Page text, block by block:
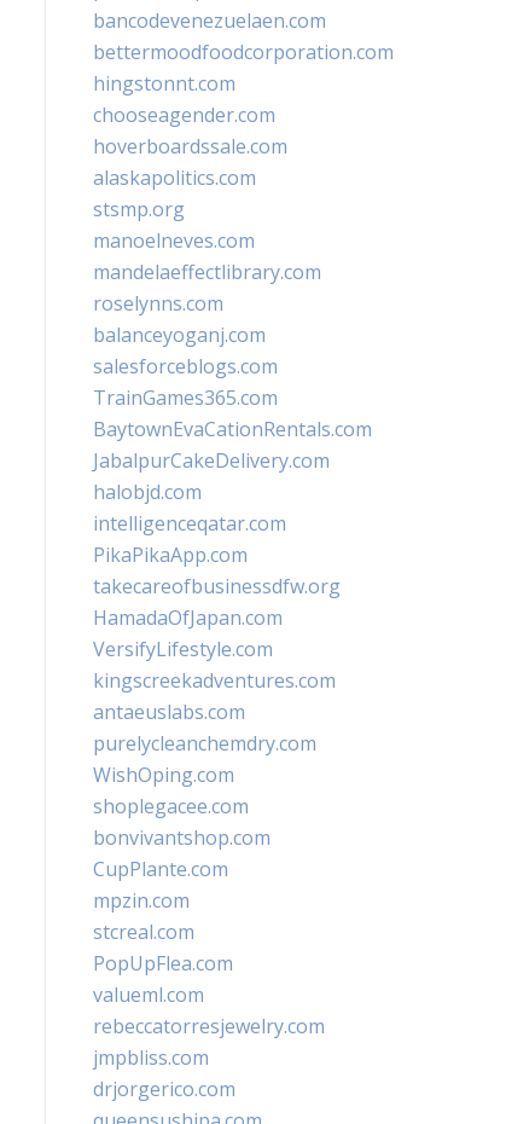
bancodevenezuelaen.com
bettermoodfoodcorporation.com
hingstonnt.com
chooseagender.com
hoverboardssale.com
alaskapolitics.com
stsmp.org
manoelneves.com
mandelaeffectlibrary.com
roselynns.com
balanceyoganj.com
salesforceblogs.com
TrainGames365.com
BaytownEvaCationRentals.com
JabalpurCakeDelivery.com
halobjd.com
intelligenceqatar.com
PikaPikaApp.com
takecareofbusinessdfw.org
HamadaOfJapan.com
VersifyLifestyle.com
kingscreekadventures.com
antaeuslabs.com
purelycleanchemdry.com
WishOping.com
shoplegacee.com
bonvivantshop.com
CupPlante.com
mpzin.com
stcreal.com
PopUpFlea.com
valueml.com
rebeccatorresjewelry.com
jmpbliss.com
drjorgerico.com